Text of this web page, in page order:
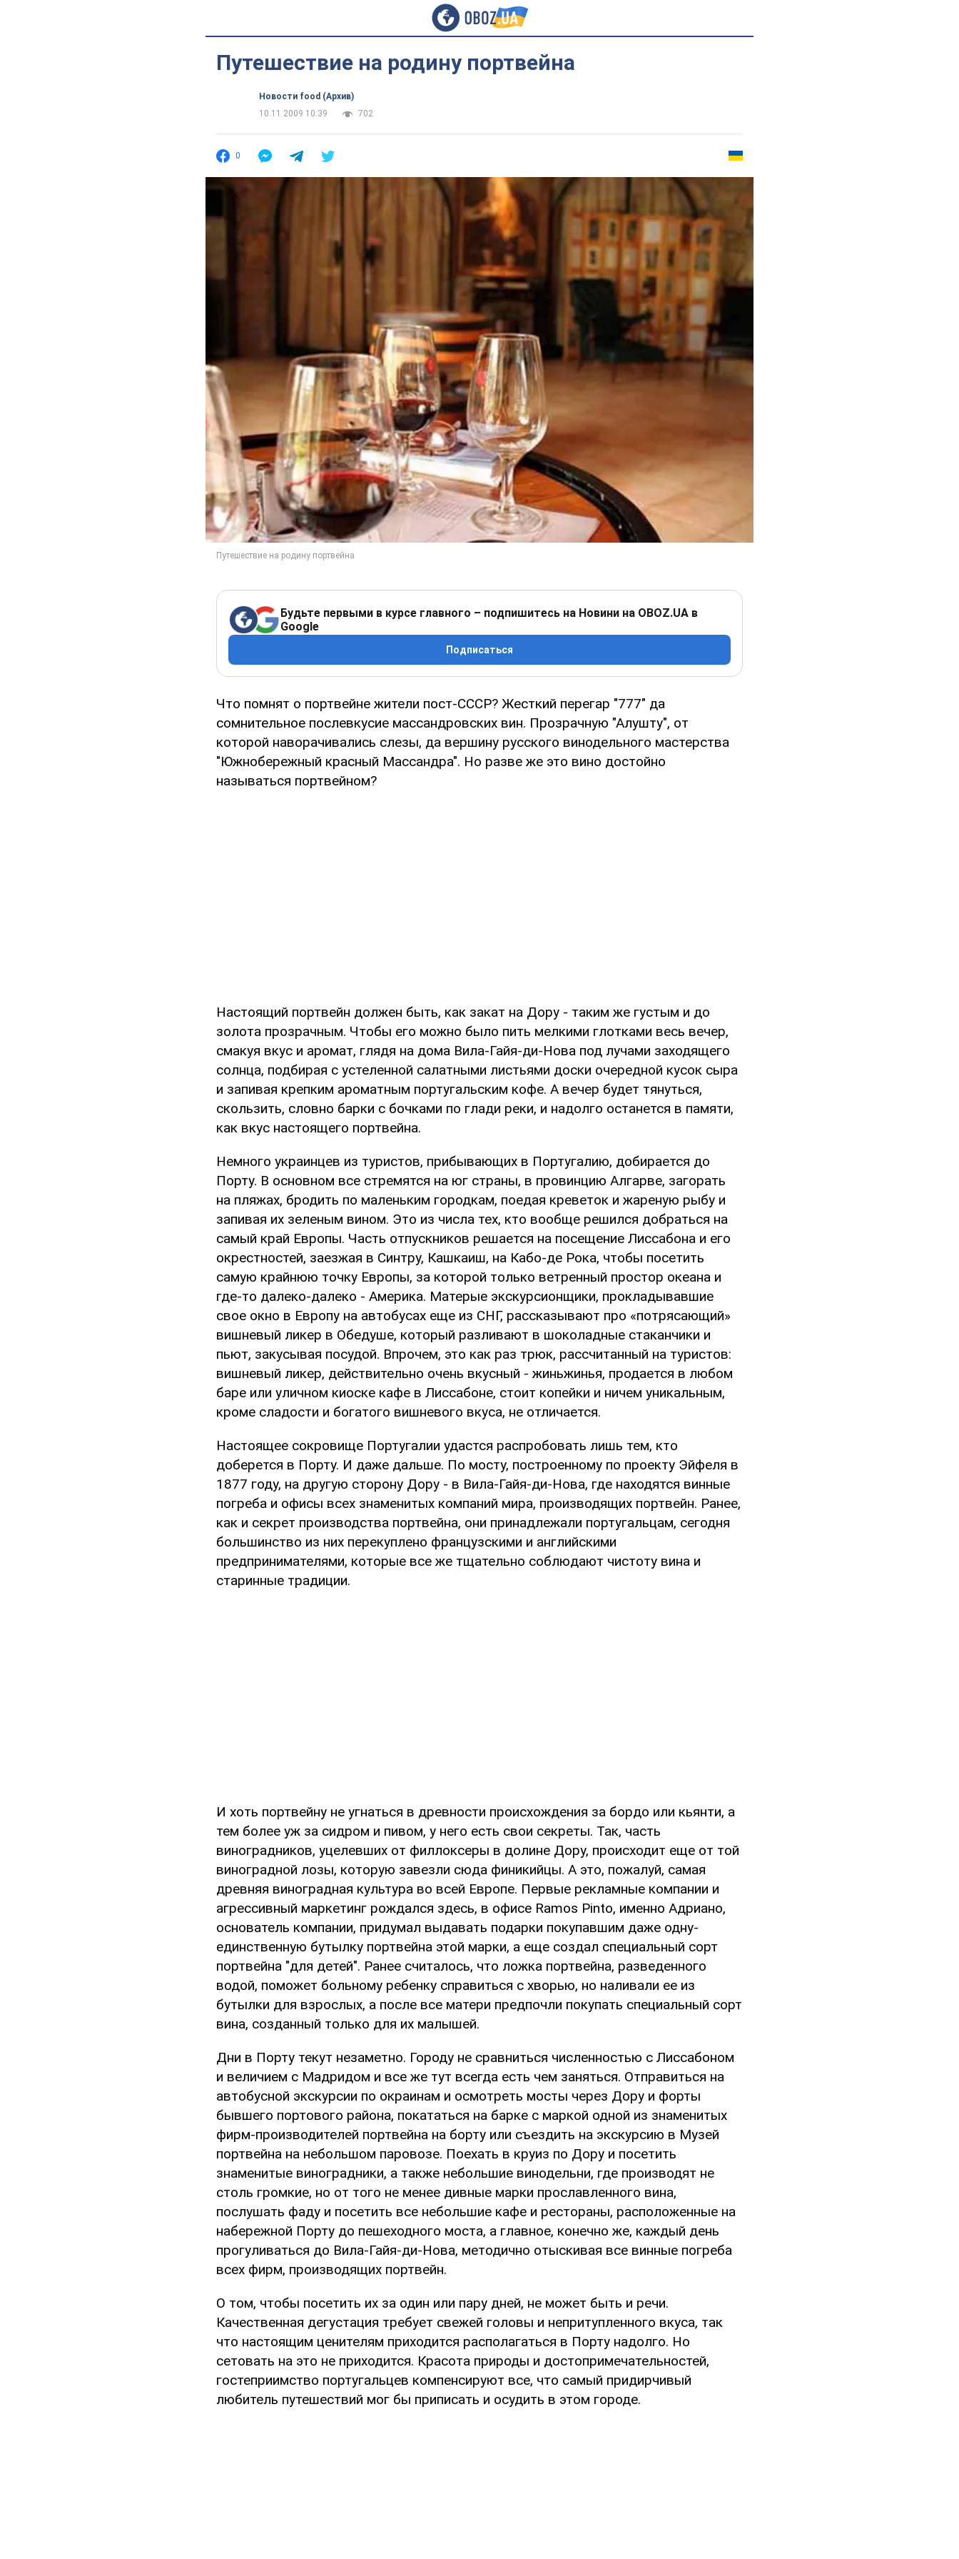
Путешествие на родину портвейна
Новости food (Архив)
10.11.2009 10:39
702
0
Будьте первыми в курсе главного – подпишитесь на Новини на OBOZ.UA в
Google
Подписаться
Что помнят о портвейне жители пост-СССР? Жесткий перегар "777" да
сомнительное послевкусие массандровских вин. Прозрачную "Алушту", от
которой наворачивались слезы, да вершину русского винодельного мастерства
"Южнобережный красный Массандра". Но разве же это вино достойно
называться портвейном?
Настоящий портвейн должен быть, как закат на Дору - таким же густым и до
золота прозрачным. Чтобы его можно было пить мелкими глотками весь вечер,
смакуя вкус и аромат, глядя на дома Вила-Гайя-ди-Нова под лучами заходящего
солнца, подбирая с устеленной салатными листьями доски очередной кусок сыра
и запивая крепким ароматным португальским кофе. А вечер будет тянуться,
скользить, словно барки с бочками по глади реки, и надолго останется в памяти,
как вкус настоящего портвейна.
Немного украинцев из туристов, прибывающих в Португалию, добирается до
Порту. В основном все стремятся на юг страны, в провинцию Алгарве, загорать
на пляжах, бродить по маленьким городкам, поедая креветок и жареную рыбу и
запивая их зеленым вином. Это из числа тех, кто вообще решился добраться на
самый край Европы. Часть отпускников решается на посещение Лиссабона и его
окрестностей, заезжая в Синтру, Кашкаиш, на Кабо-де Рока, чтобы посетить
самую крайнюю точку Европы, за которой только ветренный простор океана и
где-то далеко-далеко - Америка. Матерые экскурсионщики, прокладывавшие
свое окно в Европу на автобусах еще из СНГ, рассказывают про «потрясающий»
вишневый ликер в Обедуше, который разливают в шоколадные стаканчики и
пьют, закусывая посудой. Впрочем, это как раз трюк, рассчитанный на туристов:
вишневый ликер, действительно очень вкусный - жиньжинья, продается в любом
баре или уличном киоске кафе в Лиссабоне, стоит копейки и ничем уникальным,
кроме сладости и богатого вишневого вкуса, не отличается.
Настоящее сокровище Португалии удастся распробовать лишь тем, кто
доберется в Порту. И даже дальше. По мосту, построенному по проекту Эйфеля в
1877 году, на другую сторону Дору - в Вила-Гайя-ди-Нова, где находятся винные
погреба и офисы всех знаменитых компаний мира, производящих портвейн. Ранее,
как и секрет производства портвейна, они принадлежали португальцам, сегодня
большинство из них перекуплено французскими и английскими
предпринимателями, которые все же тщательно соблюдают чистоту вина и
старинные традиции.
И хоть портвейну не угнаться в древности происхождения за бордо или кьянти, а
тем более уж за сидром и пивом, у него есть свои секреты. Так, часть
виноградников, уцелевших от филлоксеры в долине Дору, происходит еще от той
виноградной лозы, которую завезли сюда финикийцы. А это, пожалуй, самая
древняя виноградная культура во всей Европе. Первые рекламные компании и
агрессивный маркетинг рождался здесь, в офисе Ramos Pinto, именно Адриано,
основатель компании, придумал выдавать подарки покупавшим даже одну-
единственную бутылку портвейна этой марки, а еще создал специальный сорт
портвейна "для детей". Ранее считалось, что ложка портвейна, разведенного
водой, поможет больному ребенку справиться с хворью, но наливали ее из
бутылки для взрослых, а после все матери предпочли покупать специальный сорт
вина, созданный только для их малышей.
Дни в Порту текут незаметно. Городу не сравниться численностью с Лиссабоном
и величием с Мадридом и все же тут всегда есть чем заняться. Отправиться на
автобусной экскурсии по окраинам и осмотреть мосты через Дору и форты
бывшего портового района, покататься на барке с маркой одной из знаменитых
фирм-производителей портвейна на борту или съездить на экскурсию в Музей
портвейна на небольшом паровозе. Поехать в круиз по Дору и посетить
знаменитые виноградники, а также небольшие винодельни, где производят не
столь громкие, но от того не менее дивные марки прославленного вина,
послушать фаду и посетить все небольшие кафе и рестораны, расположенные на
набережной Порту до пешеходного моста, а главное, конечно же, каждый день
прогуливаться до Вила-Гайя-ди-Нова, методично отыскивая все винные погреба
всех фирм, производящих портвейн.
О том, чтобы посетить их за один или пару дней, не может быть и речи.
Качественная дегустация требует свежей головы и непритупленного вкуса, так
что настоящим ценителям приходится располагаться в Порту надолго. Но
сетовать на это не приходится. Красота природы и достопримечательностей,
гостеприимство португальцев компенсируют все, что самый придирчивый
любитель путешествий мог бы приписать и осудить в этом городе.